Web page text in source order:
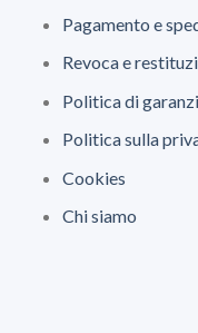
Pagamento e
Revoca e
Politica di
Politica sulla
Cookies
Chi siamo